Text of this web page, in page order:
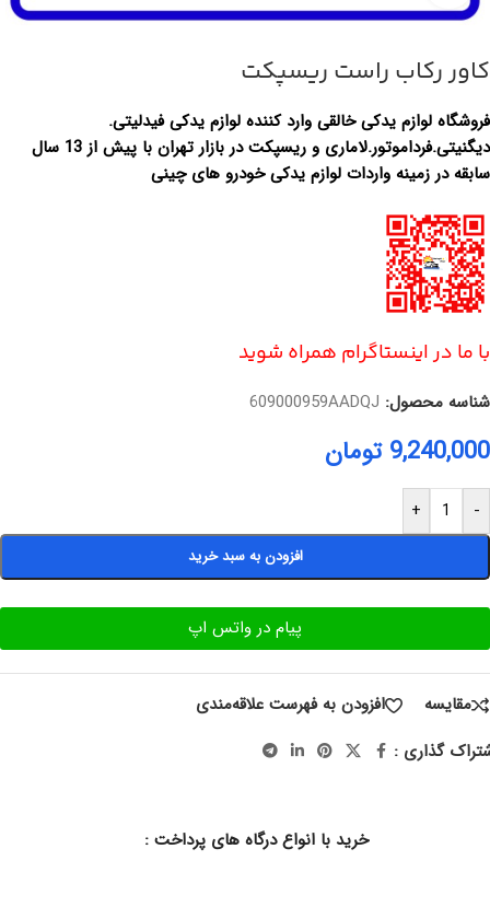
کاور رکاب راست ریسپکت
فروشگاه لوازم یدکی خالقی وارد کننده لوازم یدکی فیدلیتی.
دیگنیتی.فرداموتور.لاماری و ریسپکت در بازار تهران با پیش از 13 سال
سابقه در زمینه واردات لوازم یدکی خودرو های چینی
با ما در اینستاگرام همراه شوید
شناسه محصول: 609000959AADQJ
9,240,000 تومان
-
+
افزودن به سبد خرید
پیام در واتس اپ
مقایسه
افزودن به فهرست علاقه‌مندی
گذاری :
خرید با انواع درگاه های پرداخت :